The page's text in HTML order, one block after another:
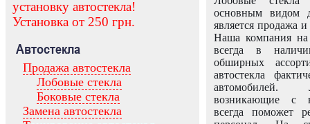
установку автостекла!
Установка от 250 грн.
Автостекла
Продажа автостекла
Лобовые стекла
Боковые стекла
Замена автостекла
основным видом
является продажа и
Наша компания на
всегда в
обширных
автостекла
возникающие с
всегда поможет